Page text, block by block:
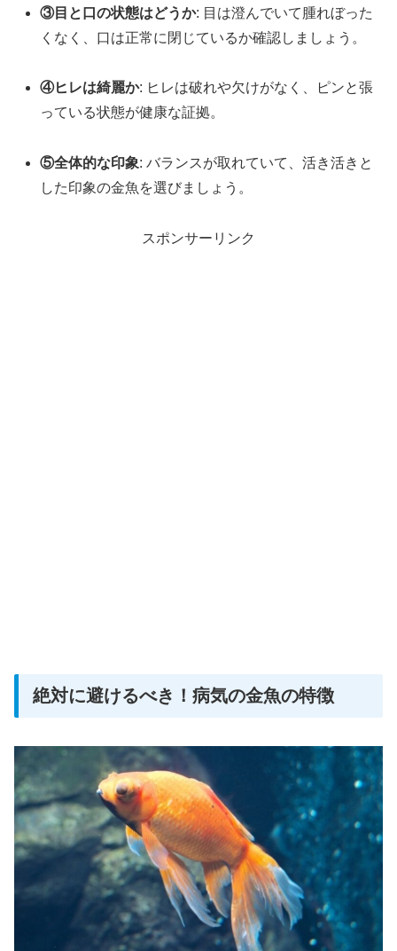
③目と口の状態はどうか: 目は澄んでいて腫れぼった
くなく、口は正常に閉じているか確認しましょう。
④ヒレは綺麗か: ヒレは破れや欠けがなく、ピンと張
っている状態が健康な証拠。
⑤全体的な印象: バランスが取れていて、活き活きと
した印象の金魚を選びましょう。
スポンサーリンク
絶対に避けるべき！病気の金魚の特徴